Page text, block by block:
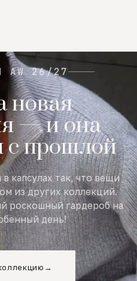
AW 26/27
— и она
с прошлой
капсулах так, что вещи
из других коллекций.
роскошный гардероб на
день!
→